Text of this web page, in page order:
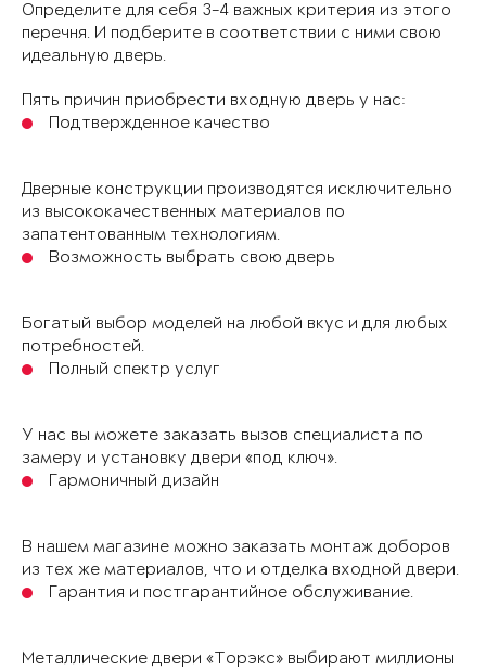
Определите для себя 3-4 важных критерия из этого
перечня. И подберите в соответствии с ними свою
идеальную дверь.
Пять причин приобрести входную дверь у нас:
Подтвержденное качество
Дверные конструкции производятся исключительно
из высококачественных материалов по
запатентованным технологиям.
Возможность выбрать свою дверь
Богатый выбор моделей на любой вкус и для любых
потребностей.
Полный спектр услуг
У нас вы можете заказать вызов специалиста по
замеру и установку двери «под ключ».
Гармоничный дизайн
В нашем магазине можно заказать монтаж доборов
из тех же материалов, что и отделка входной двери.
Гарантия и постгарантийное обслуживание.
Металлические двери «Торэкс» выбирают миллионы